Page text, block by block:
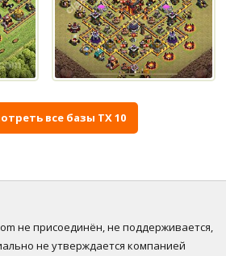
все базы ТХ 10
не присоединён, не поддерживается,
не утверждается компанией